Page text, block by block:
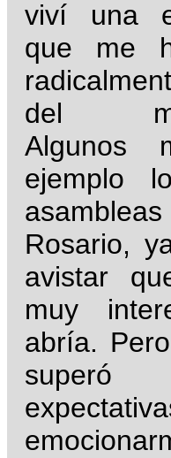
viví una
que me
del
Algunos
ejemplo
Rosario,
avistar
muy
abría.